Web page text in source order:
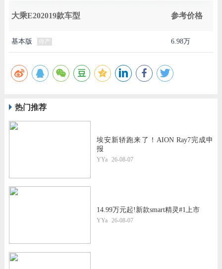
大乘E202019款车型 参考价格
基本版 停产 6.98万
热门推荐
埃安新轿跑来了！AION Ray7完成申
报
YYa 26-08-07
14.99万元起!新款smart精灵#1上市
YYa 26-08-07